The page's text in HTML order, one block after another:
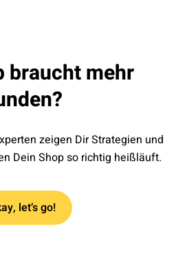
braucht mehr
zeigen Dir Strategien und
Dein Shop so richtig heißläuft.
let’s go!